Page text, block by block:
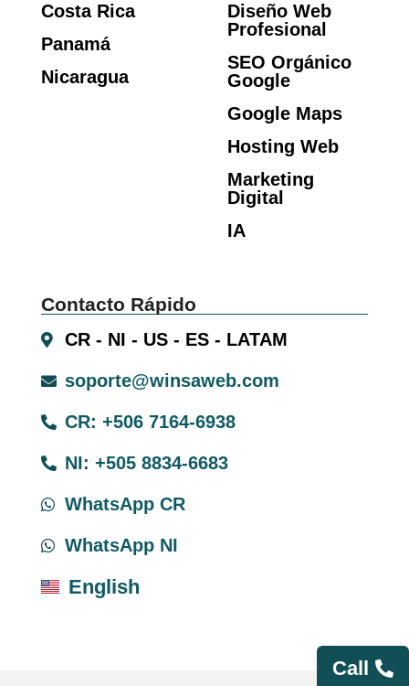
Costa Rica
Panamá
Nicaragua
Diseño Web
Profesional
SEO Orgánico
Google
Google Maps
Hosting Web
Marketing
Digital
IA
Contacto Rápido
CR - NI - US - ES - LATAM
soporte@winsaweb.com
CR: +506 7164-6938
NI: +505 8834-6683
WhatsApp CR
WhatsApp NI
English
Call